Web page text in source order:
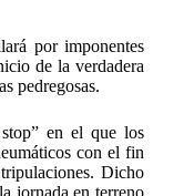
por imponentes
de la verdadera
pedregosas.
en el que los
con el fin
Dicho
jornada en terreno